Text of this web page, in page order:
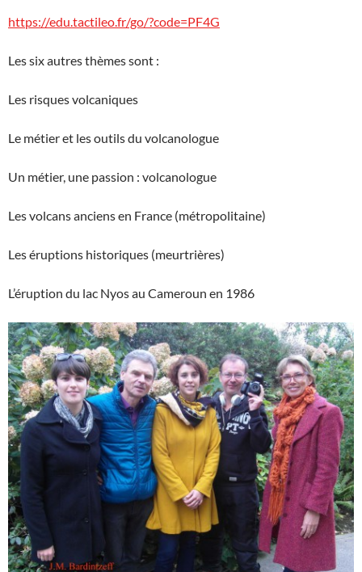
https://edu.tactileo.fr/go/?code=PF4G
Les six autres thèmes sont :
Les risques volcaniques
Le métier et les outils du volcanologue
Un métier, une passion : volcanologue
Les volcans anciens en France (métropolitaine)
Les éruptions historiques (meurtrières)
L’éruption du lac Nyos au Cameroun en 1986